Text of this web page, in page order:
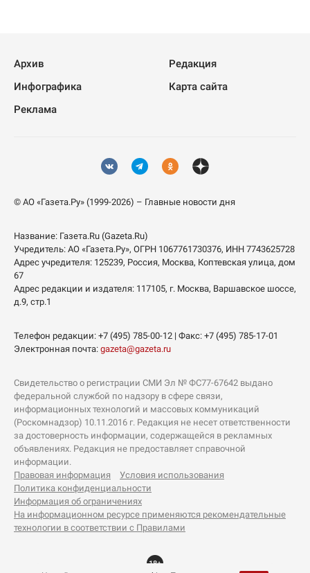
Архив
Редакция
Инфографика
Карта сайта
Реклама
© АО «Газета.Ру» (1999-2026) – Главные новости дня
Название: Газета.Ru (Gazeta.Ru)
Учредитель: АО «Газета.Ру», ОГРН 1067761730376, ИНН 7743625728
Адрес учредителя: 125239, Россия, Москва, Коптевская улица, дом
67
Адрес редакции и издателя: 117105, г. Москва, Варшавское шоссе,
д.9, стр.1
Телефон редакции: +7 (495) 785-00-12 | Факс: +7 (495) 785-17-01
Электронная почта: gazeta@gazeta.ru
Свидетельство о регистрации СМИ Эл № ФС77-67642 выдано
федеральной службой по надзору в сфере связи,
информационных технологий и массовых коммуникаций
(Роскомнадзор) 10.11.2016 г. Редакция не несет ответственности
за достоверность информации, содержащейся в рекламных
объявлениях. Редакция не предоставляет справочной
информации.
Правовая информация
Условия использования
Политика конфиденциальности
Информация об ограничениях
На информационном ресурсе применяются рекомендательные
технологии в соответствии с Правилами
18+